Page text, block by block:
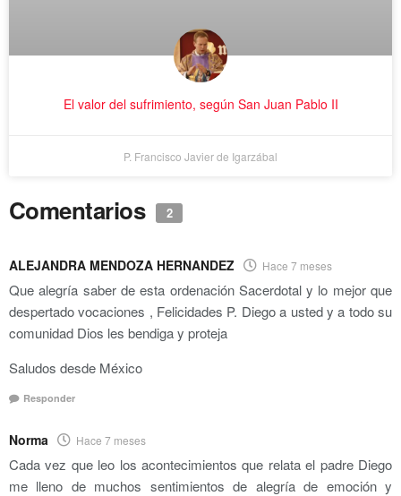
El valor del sufrimiento, según San Juan Pablo II
P. Francisco Javier de Igarzábal
Comentarios 2
ALEJANDRA MENDOZA HERNANDEZ Hace 7 meses
Que alegría saber de esta ordenación Sacerdotal y lo mejor que
despertado vocaciones , Felicidades P. Diego a usted y a todo su
comunidad Dios les bendiga y proteja
Saludos desde México
Responder
Norma Hace 7 meses
Cada vez que leo los acontecimientos que relata el padre Diego
me lleno de muchos sentimientos de alegría de emoción y